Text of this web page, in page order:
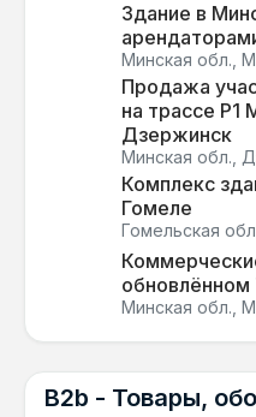
Здание в
Минская обл.,
Продажа
на трассе Р1
Дзержинск
Минская обл.,
Комплекс
Гомеле
Гомельская
Минская обл.,
B2b - Товары,